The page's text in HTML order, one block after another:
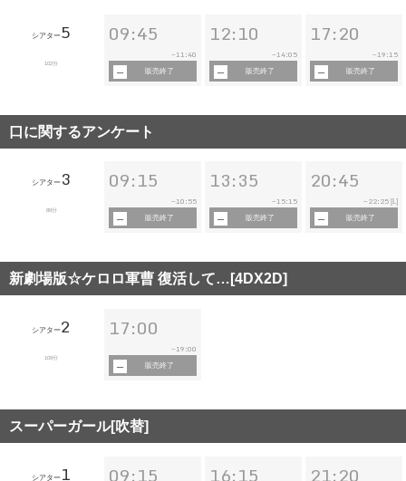
シアター5
102分
09:45
~ 11:40
販売終了
12:10
~ 14:05
販売終了
17:20
~ 19:15
販売終了
口に関するアンケート
シアター 3
89分
09:15
~10:55
販売終了
13:35
~15:15
販売終了
20:45
~ 22:25 [L]
販売終了
新劇場版☆ケロロ軍曹 復活して…[4DX2D]
シアター2
109分
17:00
~19:00
販売終了
スーパーガール[吹替]
シアター 1 09:15 16:15 21:20